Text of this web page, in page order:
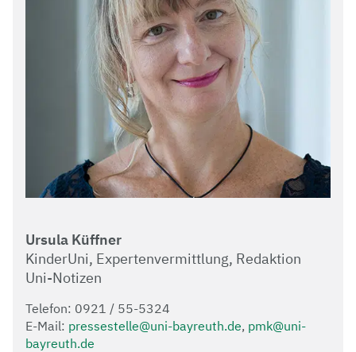
Ursula Küffner
KinderUni, Expertenvermittlung, Redaktion
Uni-Notizen
Telefon: 0921 / 55-5324
E-Mail: pressestelle@uni-bayreuth.de, pmk@uni-
bayreuth.de